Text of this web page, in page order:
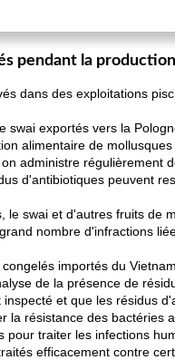
pendant la production
dans des exploitations
swai exportés vers la
alimentaire de mollusques
administre régulièrement
d'antibiotiques peuvent
le swai et d'autres fruits de
nombre d'infractions
importés du
de la présence de
et que les résidus
la résistance des bactéries
traiter les infections
efficacement contre